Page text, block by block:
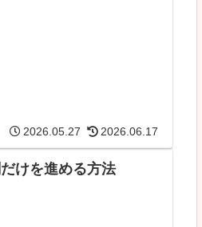
2026.05.27 2026.06.17
だけを進める方法